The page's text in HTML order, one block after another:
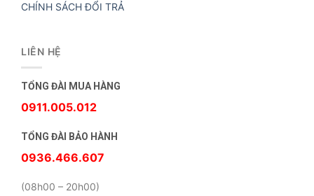
CHÍNH SÁCH ĐỔI TRẢ
LIÊN HỆ
TỔNG ĐÀI MUA HÀNG
0911.005.012
TỔNG ĐÀI BẢO HÀNH
0936.466.607
(08h00 – 20h00)